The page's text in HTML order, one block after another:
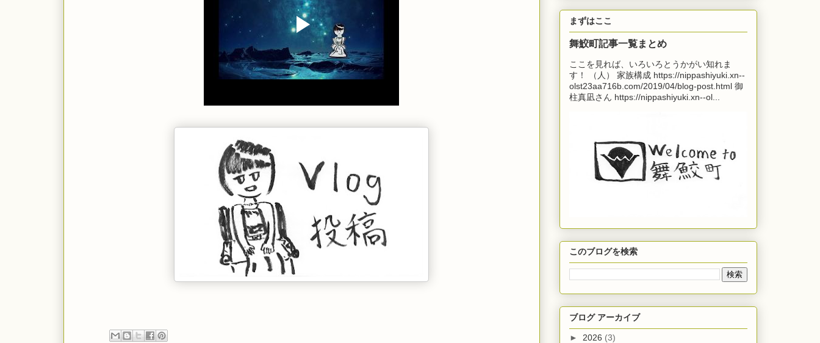
まずはここ
舞鮫町記事一覧まとめ
ここを見れば、いろいろとうかがい知れま
す！ （人） 家族構成 https://nippashiyuki.xn--
olst23aa716b.com/2019/04/blog-post.html 御
柱真凪さん https://nippashiyuki.xn--ol...
このブログを検索
ブログ アーカイブ
► 2026 (3)